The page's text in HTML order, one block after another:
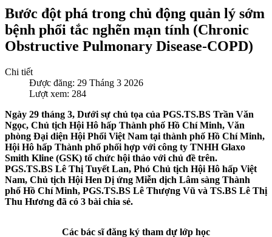
Bước đột phá trong chủ động quản lý sớm
bệnh phổi tắc nghẽn mạn tính (Chronic
Obstructive Pulmonary Disease-COPD)
Chi tiết
Được đăng: 29 Tháng 3 2026
Lượt xem: 284
Ngày 29 tháng 3, Dưới sự chủ tọa của PGS.TS.BS Trần Văn
Ngọc, Chủ tịch Hội Hô hấp Thành phố Hồ Chí Minh, Văn
phòng Đại diện Hội Phổi Việt Nam tại thành phố Hồ Chí Minh,
Hội Hô hấp Thành phố phối hợp với công ty TNHH Glaxo
Smith Kline (GSK) tổ chức hội thảo với chủ đề trên.
PGS.TS.BS Lê Thị Tuyết Lan, Phó Chủ tịch Hội Hô hấp Việt
Nam, Chủ tịch Hội Hen Dị ứng Miễn dịch Lâm sàng Thành
phố Hồ Chí Minh, PGS.TS.BS Lê Thượng Vũ và TS.BS Lê Thị
Thu Hương đã có 3 bài chia sẻ.
Các bác sĩ đăng ký tham dự lớp học